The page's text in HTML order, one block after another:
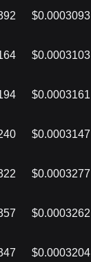
$0.0003093
$0.0003103
$0.0003161
$0.0003147
$0.0003277
$0.0003262
$0.0003204